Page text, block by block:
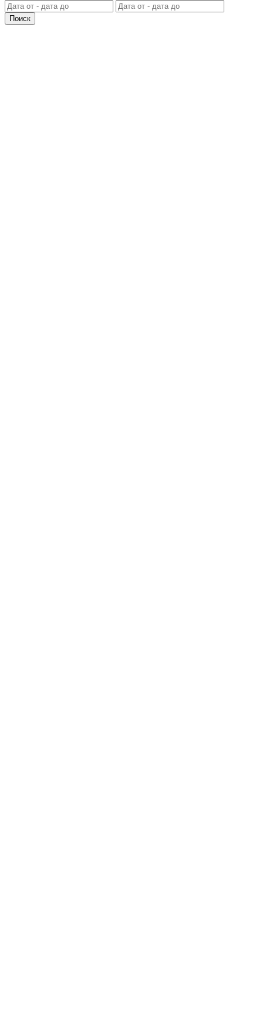
Поиск